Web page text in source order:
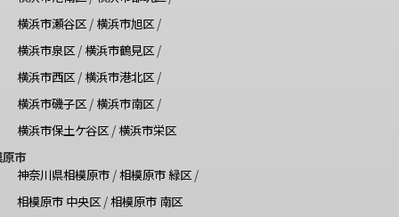
横浜市瀬谷区/ 横浜市旭区/
横浜市泉区/ 横浜市鶴見区/
横浜市西区/ 横浜市港北区/
横浜市磯子区/ 横浜市南区/
横浜市保土ケ谷区/ 横浜市栄区
市
神奈川県相模原市/相模原市 緑区/
相模原市 中央区/相模原市 南区